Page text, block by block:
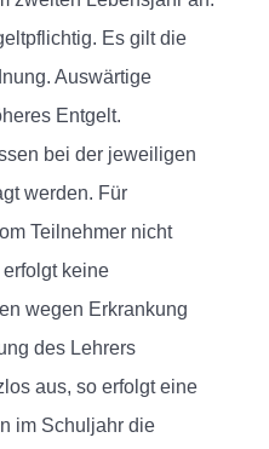
Es gilt die
Auswärtige
Entgelt.
bei der jeweiligen
werden. Für
Teilnehmer nicht
keine
wegen Erkrankung
des Lehrers
aus, so erfolgt eine
im Schuljahr die